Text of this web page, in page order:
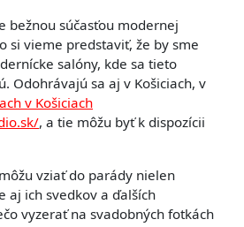
bežnou súčasťou modernej
si vieme predstaviť, že by sme
salóny, kde sa tieto
Odohrávajú sa aj v Košiciach, v
v Košiciach
, a tie môžu byť k dispozícii
vziať do parády nielen
aj ich svedkov a ďalších
vyzerať na svadobných fotkách